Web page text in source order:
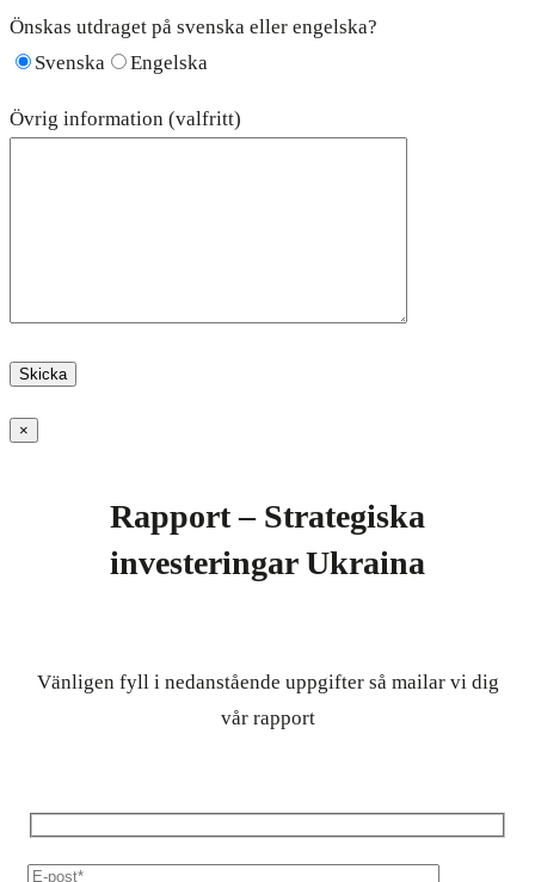
Önskas utdraget på svenska eller engelska?
Svenska
Engelska
Övrig information (valfritt)
×
Rapport – Strategiska
investeringar Ukraina
Vänligen fyll i nedanstående uppgifter så mailar vi dig
vår rapport